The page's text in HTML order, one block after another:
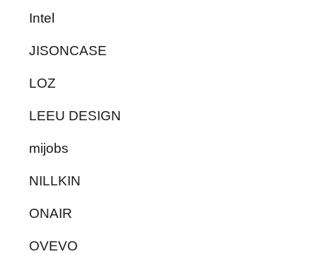
Intel
JISONCASE
LOZ
LEEU DESIGN
mijobs
NILLKIN
ONAIR
OVEVO